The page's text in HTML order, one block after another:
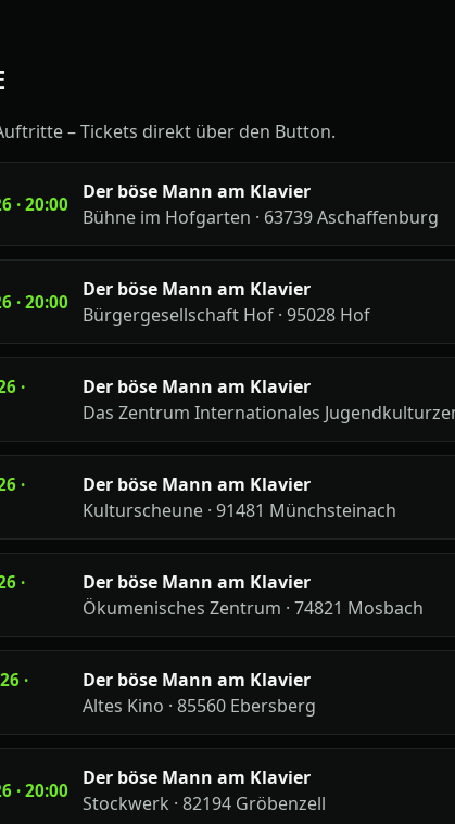
– Tickets direkt über den Button.
· 20:00
Der böse Mann am Klavier
Bühne im Hofgarten · 63739 Aschaffenburg
· 20:00
Der böse Mann am Klavier
Bürgergesellschaft Hof · 95028 Hof
·
Der böse Mann am Klavier
Das Zentrum Internationales
·
Der böse Mann am Klavier
Kulturscheune · 91481 Münchsteinach
·
Der böse Mann am Klavier
Ökumenisches Zentrum · 74821 Mosbach
·
Der böse Mann am Klavier
Altes Kino · 85560 Ebersberg
· 20:00
Der böse Mann am Klavier
Stockwerk · 82194 Gröbenzell